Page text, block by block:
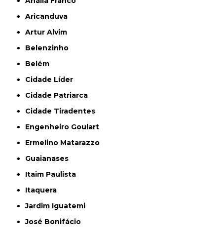
Aricanduva
Artur Alvim
Belenzinho
Belém
Cidade Líder
Cidade Patriarca
Cidade Tiradentes
Engenheiro Goulart
Ermelino Matarazzo
Guaianases
Itaim Paulista
Itaquera
Jardim Iguatemi
José Bonifácio